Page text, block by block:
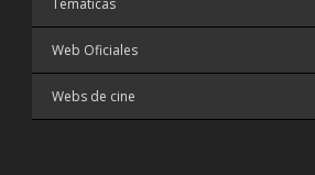
Web Oficiales
Webs de cine